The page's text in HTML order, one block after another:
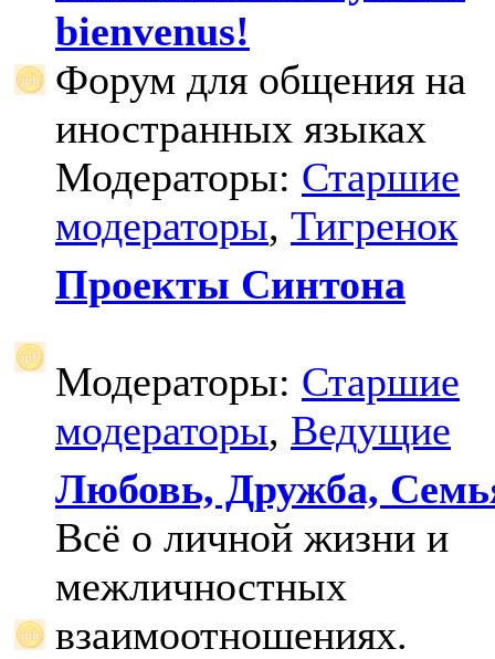
bienvenus!
Форум для общения на
иностранных языках
Модераторы: Старшие
модераторы, Тигренок
Проекты Синтона
Модераторы: Старшие
модераторы, Ведущие
Любовь, Дружба,
Всё о личной жизни и
межличностных
взаимоотношениях.